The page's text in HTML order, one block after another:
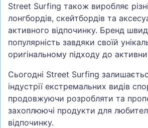
Street Surfing також виробляє
лонгбордів, скейтбордів та
активного відпочинку. Бренд
популярність завдяки своїй
оригінальному підходу до
Сьогодні Street Surfing
індустрії екстремальних видів
продовжуючи розробляти та
захоплюючі продукти для
відпочинку.